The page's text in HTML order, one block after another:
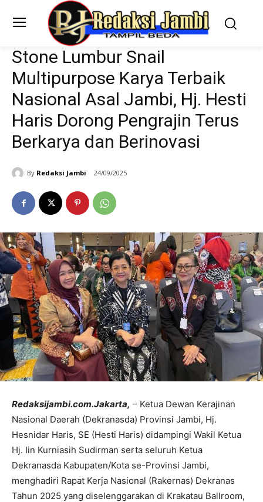
Stone Lumbur Snail
Multipurpose Karya Terbaik
Nasional Asal Jambi, Hj. Hesti
Haris Dorong Pengrajin Terus
Berkarya dan Berinovasi
By Redaksi Jambi 24/09/2025
Redaksijambi.com.Jakarta, – Ketua Dewan Kerajinan
Nasional Daerah (Dekranasda) Provinsi Jambi, Hj.
Hesnidar Haris, SE (Hesti Haris) didampingi Wakil Ketua
Hj. Iin Kurniasih Sudirman serta seluruh Ketua
Dekranasda Kabupaten/Kota se-Provinsi Jambi,
menghadiri Rapat Kerja Nasional (Rakernas) Dekranas
Tahun 2025 yang diselenggarakan di Krakatau Ballroom,